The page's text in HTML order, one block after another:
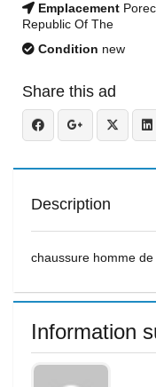
Emplacement
Republic Of The
Condition new
Share this ad
Description
chaussure homme
Information